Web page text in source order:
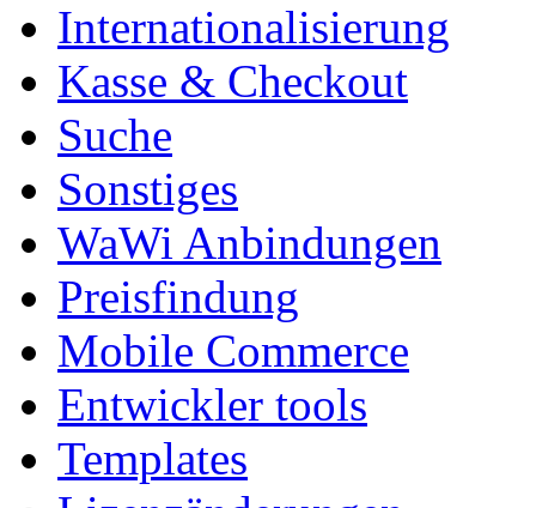
Internationalisierung
Kasse & Checkout
Suche
Sonstiges
WaWi Anbindungen
Preisfindung
Mobile Commerce
Entwickler tools
Templates